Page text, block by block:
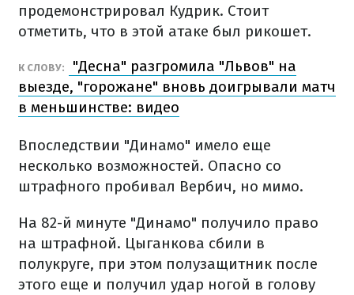
продемонстрировал Кудрик. Стоит
отметить, что в этой атаке был рикошет.
К СЛОВУ:
"Десна" разгромила "Львов" на
выезде, "горожане" вновь доигрывали матч
в меньшинстве: видео
Впоследствии "Динамо" имело еще
несколько возможностей. Опасно со
штрафного пробивал Вербич, но мимо.
На 82-й минуте "Динамо" получило право
на штрафной. Цыганкова сбили в
полукруге, при этом полузащитник после
этого еще и получил удар ногой в голову